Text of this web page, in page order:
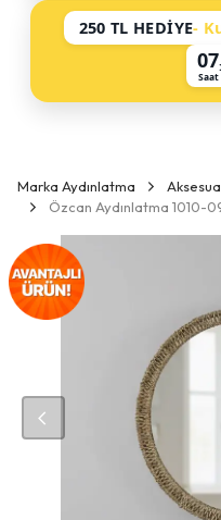
250 TL HEDİYE-
07
Saat
:
Marka Aydınlatma
Özcan Aydınlatma 1010-